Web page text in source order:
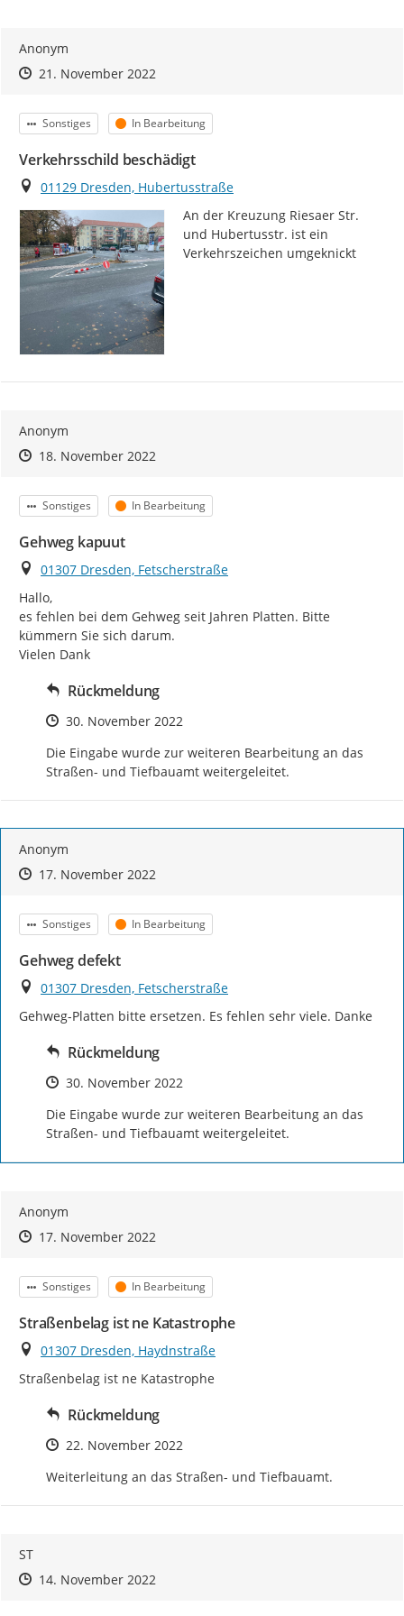
Anonym
Zeitpunkt des Erstellens
Zeitpunkt des Erstellens
21. November 2022Zur Äußerung
Kategorie
Sonstiges Status
In Bearbeitung
Verkehrsschild beschädigt
Ort
01129 Dresden, Hubertusstraße
An der Kreuzung Riesaer Str.
und Hubertusstr. ist ein
Verkehrszeichen umgeknickt
Anonym
Zeitpunkt des Erstellens
Zeitpunkt des Erstellens
18. November 2022Zur Äußerung
Kategorie
Sonstiges Status
In Bearbeitung
Gehweg kapuut
Ort
01307 Dresden, Fetscherstraße
Hallo,
es fehlen bei dem Gehweg seit Jahren Platten. Bitte
kümmern Sie sich darum.
Vielen Dank
Rückmeldung
Zeitpunkt des Erstellens
30. November 2022
Die Eingabe wurde zur weiteren Bearbeitung an das
Straßen- und Tiefbauamt weitergeleitet.
Anonym
Zeitpunkt des Erstellens
Zeitpunkt des Erstellens
17. November 2022Zur Äußerung
Kategorie
Sonstiges Status
In Bearbeitung
Gehweg defekt
Ort
01307 Dresden, Fetscherstraße
Gehweg-Platten bitte ersetzen. Es fehlen sehr viele. Danke
Rückmeldung
Zeitpunkt des Erstellens
30. November 2022
Die Eingabe wurde zur weiteren Bearbeitung an das
Straßen- und Tiefbauamt weitergeleitet.
Anonym
Zeitpunkt des Erstellens
Zeitpunkt des Erstellens
17. November 2022Zur Äußerung
Kategorie
Sonstiges Status
In Bearbeitung
Straßenbelag ist ne Katastrophe
Ort
01307 Dresden, Haydnstraße
Straßenbelag ist ne Katastrophe
Rückmeldung
Zeitpunkt des Erstellens
22. November 2022
Weiterleitung an das Straßen- und Tiefbauamt.
ST
Zeitpunkt des Erstellens
Zeitpunkt des Erstellens
14. November 2022Zur Äußerung